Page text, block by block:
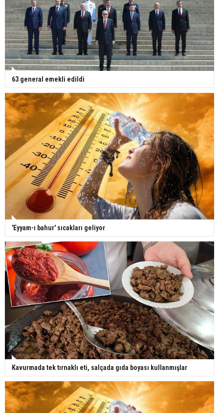
63 general emekli edildi
'Eyyam-ı bahur' sıcakları geliyor
Kavurmada tek tırnaklı eti, salçada gıda boyası kullanmışlar